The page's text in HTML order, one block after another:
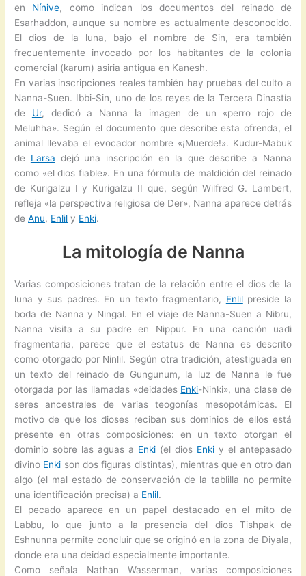
en Nínive, como indican los documentos del reinado de
Esarhaddon, aunque su nombre es actualmente desconocido.
El dios de la luna, bajo el nombre de Sin, era también
frecuentemente invocado por los habitantes de la colonia
comercial (karum) asiria antigua en Kanesh.
En varias inscripciones reales también hay pruebas del culto a
Nanna-Suen. Ibbi-Sin, uno de los reyes de la Tercera Dinastía
de Ur, dedicó a Nanna la imagen de un «perro rojo de
Meluhha». Según el documento que describe esta ofrenda, el
animal llevaba el evocador nombre «¡Muerde!». Kudur-Mabuk
de Larsa dejó una inscripción en la que describe a Nanna
como «el dios fiable». En una fórmula de maldición del reinado
de Kurigalzu I y Kurigalzu II que, según Wilfred G. Lambert,
refleja «la perspectiva religiosa de Der», Nanna aparece detrás
deAnu, Enlil y Enki.
La mitología de Nanna
Varias composiciones tratan de la relación entre el dios de la
luna y sus padres. En un texto fragmentario, Enlilpreside la
boda de Nanna y Ningal. En el viaje de Nanna-Suen a Nibru,
Nanna visita a su padre en Nippur. En una canción uadi
fragmentaria, parece que el estatus de Nanna es descrito
como otorgado por Ninlil. Según otra tradición, atestiguada en
un texto del reinado de Gungunum, la luz de Nanna le fue
otorgada por las llamadas «deidades Enki-Ninki», una clase de
seres ancestrales de varias teogonías mesopotámicas. El
motivo de que los dioses reciban sus dominios de ellos está
presente en otras composiciones: en un texto otorgan el
dominio sobre las aguas a Enki (el dios Enki y el antepasado
divino Enki son dos figuras distintas), mientras que en otro dan
algo (el mal estado de conservación de la tablilla no permite
una identificación precisa) a Enlil.
El pecado aparece en un papel destacado en el mito de
Labbu, lo que junto a la presencia del dios Tishpak de
Eshnunna permite concluir que se originó en la zona de Diyala,
donde era una deidad especialmente importante.
Como señala Nathan Wasserman, varias composiciones